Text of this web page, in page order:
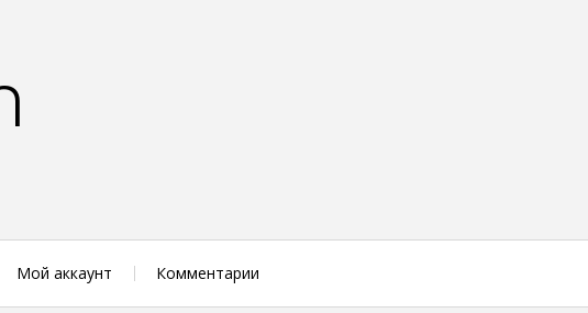
Мой аккаунт Комментарии